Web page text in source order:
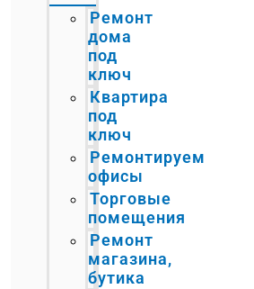
Ремонт
дома
под
ключ
Квартира
под
ключ
Ремонтируем
офисы
Торговые
помещения
Ремонт
магазина,
бутика